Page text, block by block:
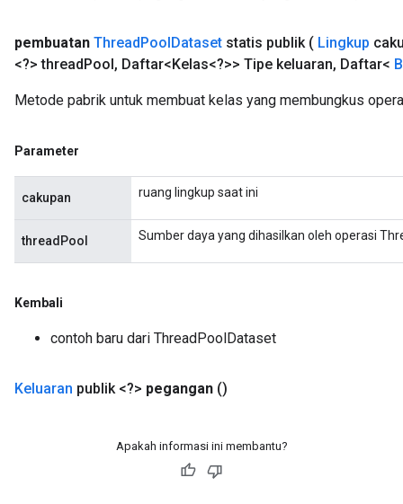
pembuatan ThreadPoolDataset statis publik ( Lingkup
<?> threadPool, Daftar<Kelas<?>> Tipe keluaran, Daftar<
Metode pabrik untuk membuat kelas yang membungkus
Parameter
cakupan ruang lingkup saat ini
threadPool Sumber daya yang dihasilkan oleh operasi
Kembali
contoh baru dari ThreadPoolDataset
Keluaran publik <?> pegangan ()
Apakah informasi ini membantu?